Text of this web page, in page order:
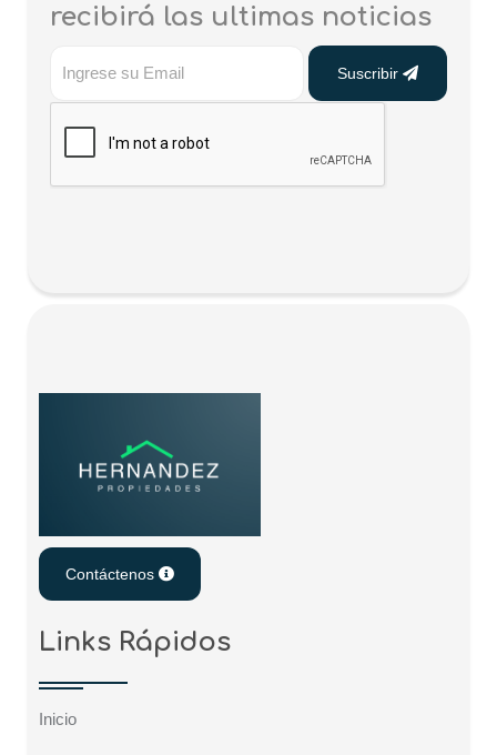
recibirá las ultimas noticias
Suscribir
Contáctenos
Links Rápidos
Inicio